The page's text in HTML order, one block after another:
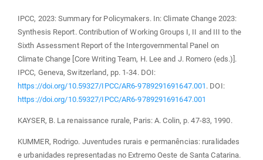
IPCC, 2023: Summary for Policymakers. In: Climate Change 2023:
Synthesis Report. Contribution of Working Groups I, II and III to the
Sixth Assessment Report of the Intergovernmental Panel on
Climate Change [Core Writing Team, H. Lee and J. Romero (eds.)].
IPCC, Geneva, Switzerland, pp. 1-34. DOI:
https://doi.org/10.59327/IPCC/AR6-9789291691647.001 . DOI:
https://doi.org/10.59327/IPCC/AR6-9789291691647.001
KAYSER, B. La renaissance rurale, Paris: A. Colin, p. 47-83, 1990.
KUMMER, Rodrigo. Juventudes rurais e permanências: ruralidades
e urbanidades representadas no Extremo Oeste de Santa Catarina.